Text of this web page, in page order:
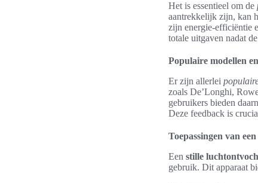
Het is essentieel om de
aantrekkelijk zijn, kan
zijn energie-efficiëntie
totale uitgaven nadat
Populaire modellen
Er zijn allerlei
zoals De’Longhi,
gebruikers bieden
Deze feedback is
Toepassingen van
Een stille
gebruik. Dit apparaat